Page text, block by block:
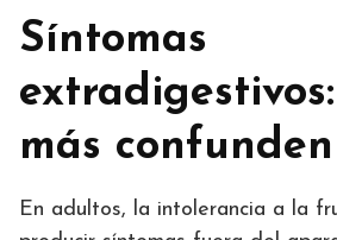
Síntomas
más confunden
En adultos, la intolerancia a la